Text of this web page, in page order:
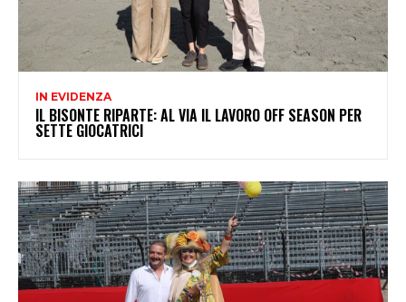
IN EVIDENZA
IL BISONTE RIPARTE: AL VIA IL LAVORO OFF SEASON PER
SETTE GIOCATRICI